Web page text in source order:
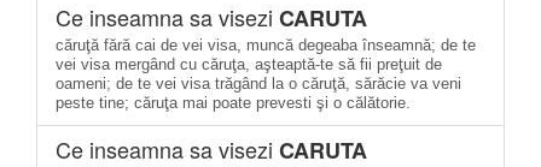
Ce inseamna sa visezi CARUTA
căruţă fără cai de vei visa, muncă degeaba înseamnă; de te
vei visa mergând cu căruţa, aşteaptă-te să fii preţuit de
oameni; de te vei visa trăgând la o căruţă, sărăcie va veni
peste tine; căruţa mai poate prevesti şi o călătorie.
Ce inseamna sa visezi CARUTA